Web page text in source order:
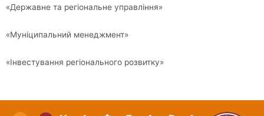
«Державне та регіональне управління»
«Муніципальний менеджмент»
«Інвестування регіонального розвитку»